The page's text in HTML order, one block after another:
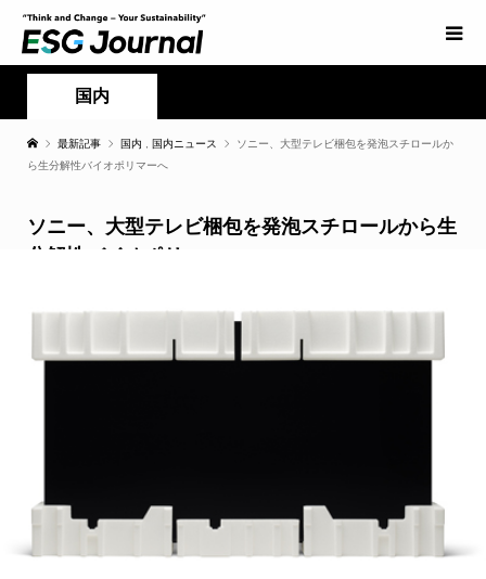
国内
最新記事 国内 国内ニュース
ソニー、大型テレビ梱包を発泡スチロールか
ら生分解性バイオポリマーへ
ソニー、大型テレビ梱包を発泡スチロールから生
分解性バイオポリマーへ